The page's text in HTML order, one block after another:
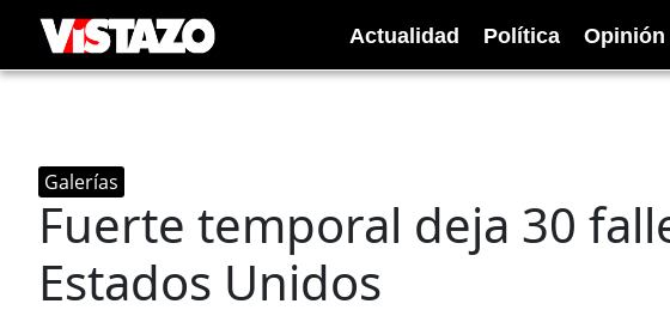
Actualidad Política Opinión
Galerías
Fuerte temporal deja 30
Estados Unidos